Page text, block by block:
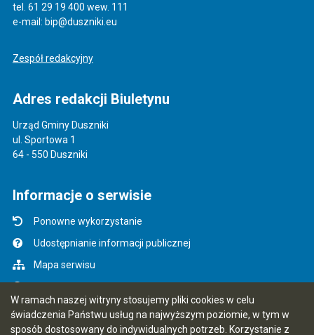
W ramach naszej witryny stosujemy pliki cookies w celu
świadczenia Państwu usług na najwyższym poziomie, w tym w
sposób dostosowany do indywidualnych potrzeb. Korzystanie z
tel. 61 29 19 400 wew. 111
e-mail: bip@duszniki.eu
Zespół redakcyjny
Adres redakcji Biuletynu
Urząd Gminy Duszniki
ul. Sportowa 1
64 - 550 Duszniki
Informacje o serwisie
Ponowne wykorzystanie
Udostępnianie informacji publicznej
Mapa serwisu
Statystyki oglądalności
Ostatnio dodane